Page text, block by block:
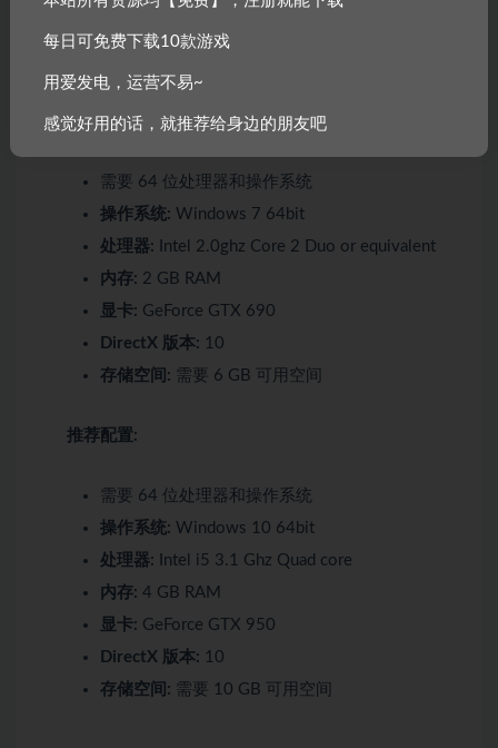
系统需求
最低配置:
需要 64 位处理器和操作系统
操作系统: Windows 7 64bit
处理器: Intel 2.0ghz Core 2 Duo or equivalent
内存: 2 GB RAM
显卡: GeForce GTX 690
DirectX 版本: 10
存储空间: 需要 6 GB 可用空间
推荐配置:
需要 64 位处理器和操作系统
操作系统: Windows 10 64bit
处理器: Intel i5 3.1 Ghz Quad core
内存: 4 GB RAM
显卡: GeForce GTX 950
DirectX 版本: 10
存储空间: 需要 10 GB 可用空间
每日可免费下载10款游戏
用爱发电，运营不易~
感觉好用的话，就推荐给身边的朋友吧